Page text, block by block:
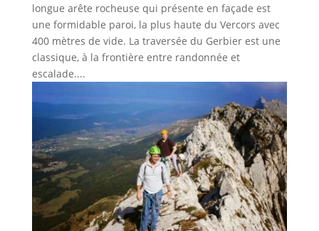
longue arête rocheuse qui présente en façade est
une formidable paroi, la plus haute du Vercors avec
400 mètres de vide. La traversée du Gerbier est une
classique, à la frontière entre randonnée et
escalade....